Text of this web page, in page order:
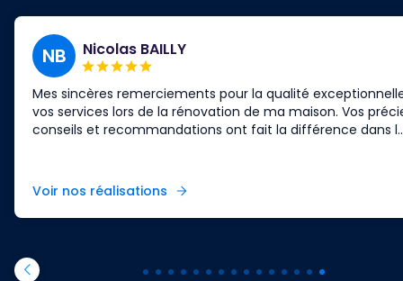
NB Nicolas BAILLY
Mes sincères remerciements pour la qualité
vos services lors de la rénovation de ma maison. Vos
conseils et recommandations ont fait la différence dans
Voir nos réalisations